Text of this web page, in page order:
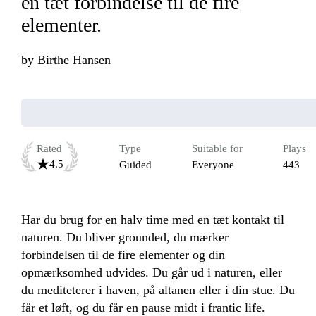
elementer.
by Birthe Hansen
Rated
4.5
Type
Guided
Suitable for
Everyone
Plays
443
Har du brug for en halv time med en tæt kontakt til
naturen. Du bliver grounded, du mærker
forbindelsen til de fire elementer og din
opmærksomhed udvides. Du går ud i naturen, eller
du mediteterer i haven, på altanen eller i din stue. Du
får et løft, og du får en pause midt i frantic life.